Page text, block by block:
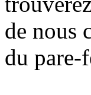
de nous
du pare-